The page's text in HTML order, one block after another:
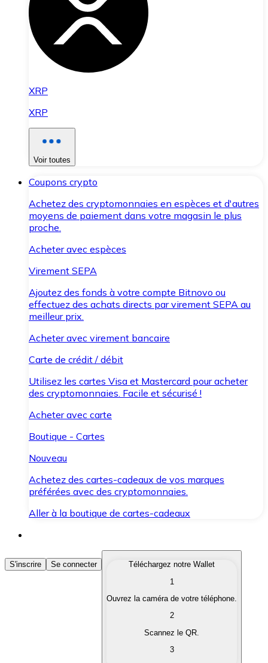
XRP
XRP
Voir toutes
Coupons crypto
Achetez des cryptomonnaies en espèces et d'autres
moyens de paiement dans votre magasin le plus
proche.
Acheter avec espèces
Virement SEPA
Ajoutez des fonds à votre compte Bitnovo ou
effectuez des achats directs par virement SEPA au
meilleur prix.
Acheter avec virement bancaire
Carte de crédit / débit
Utilisez les cartes Visa et Mastercard pour acheter
des cryptomonnaies. Facile et sécurisé !
Acheter avec carte
Boutique - Cartes
Nouveau
Achetez des cartes-cadeaux de vos marques
préférées avec des cryptomonnaies.
Aller à la boutique de cartes-cadeaux
Acheter des Cryptomonnaies
Achetez les cryptomonnaies qui vous intéressent
Convertissez vos cryptomonnaies en monnaie
S'inscrire Se connecter
Téléchargez notre Wallet
1
Ouvrez la caméra de votre téléphone.
2
Scannez le QR.
3